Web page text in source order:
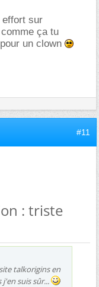
effort sur
ça tu
un clown
#11
: triste
talkorigins en
suis sûr...